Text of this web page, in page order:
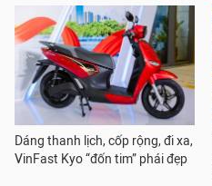
Dáng thanh lịch, cốp rộng, đi xa,
VinFast Kyo “đốn tim” phái đẹp